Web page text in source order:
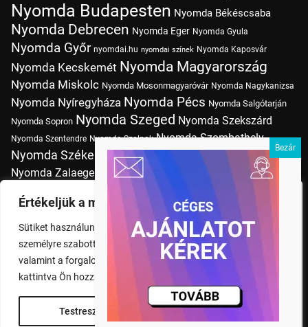
Értékeljük a magánéletét
Sütiket használunk a böngészési élmény fokozására,
személyre szabott hirdetések vagy tartalmak megjelenítésére,
valamint a forgalom elemzésére. A "Mindent elfogad" gombra
kattintva Ön hozzájárul a cookie-k használatához.
Testreszabás Rendben
Nyomda Budapesten Nyomda Békéscsaba
Nyomda Debrecen Nyomda Eger Nyomda Gyula
Nyomda Győr nyomdai.hu nyomdai színek Nyomda Kaposvár
Nyomda Kecskemét Nyomda Magyarország
Nyomda Miskolc Nyomda Mosonmagyaróvár Nyomda Nagykanizsa
Nyomda Nyíregyháza Nyomda Pécs Nyomda Salgótarján
Nyomda Sopron Nyomda Szeged Nyomda Szekszárd
Nyomda Szentendre Nyomda Szolnok Nyomda Szombathely
Nyomda Székesfehérvár Nyomda Tatabánya Nyomda Vác
Nyomda Zalaegerszeg Nyomda Érd nyomtatás
Nyomtatás Budapesten
Pólónyomtatás Budapesten Szitanyomda Budapesten
Tudásbázis